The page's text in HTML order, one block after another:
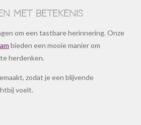
met betekenis
om een tastbare herinnering. Onze
bieden een mooie manier om
herdenken.
zodat je een blijvende
voelt.